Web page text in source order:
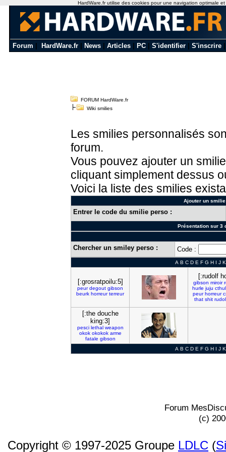
Forum HardWare.fr News Articles PC S'identifier S'inscrire
FORUM HardWare.fr
Wiki smilies
Les smilies personnalisés
forum.
Vous pouvez ajouter un
cliquant simplement dessus
Voici la liste des smilies
Ajouter un
Entrer le code du smilie perso :
Présentation sur 3
Chercher un smiley perso : Code :
A B C D E F G H I J K
[:grosratpoilu:5]
peur degout gibson
beurk horreur terreur
[:rudolf
gibson miroir
hurle juju
peur horreur
that shit
[:the douche
king:3]
pesci lethal weapon
okok okokok arme
fatale gibson
A B C D E F G H I J K
Forum
(c)
Copyright © 1997-2025 Groupe LDLC (
HardWare.fr utilise des cookies pour une navigation optimale